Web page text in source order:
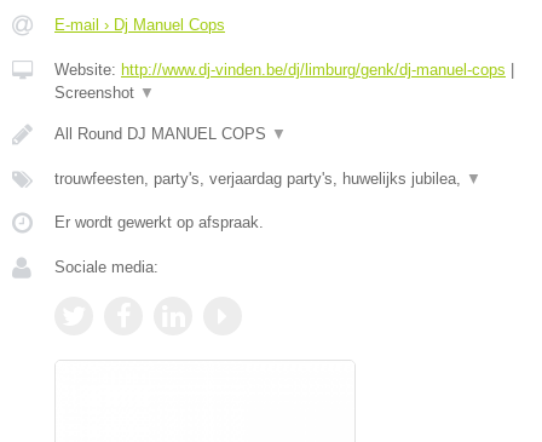
E-mail › Dj Manuel Cops
Website: http://www.dj-vinden.be/dj/limburg/genk/dj-manuel-cops
Screenshot ▼
All Round DJ MANUEL COPS ▼
trouwfeesten, party's, verjaardag party's, huwelijks jubilea, ▼
Er wordt gewerkt op afspraak.
Sociale media: